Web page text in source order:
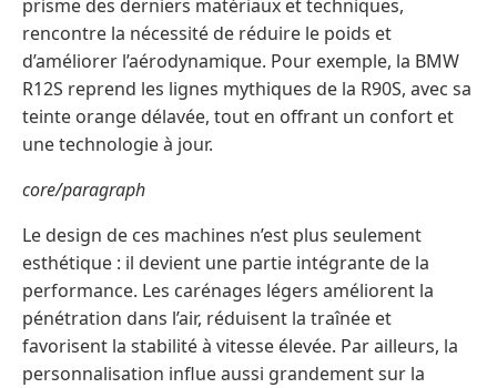
prisme des derniers matériaux et techniques,
rencontre la nécessité de réduire le poids et
d’améliorer l’aérodynamique. Pour exemple, la BMW
R12S reprend les lignes mythiques de la R90S, avec sa
teinte orange délavée, tout en offrant un confort et
une technologie à jour.
core/paragraph
Le design de ces machines n’est plus seulement
esthétique : il devient une partie intégrante de la
performance. Les carénages légers améliorent la
pénétration dans l’air, réduisent la traînée et
favorisent la stabilité à vitesse élevée. Par ailleurs, la
personnalisation influe aussi grandement sur la